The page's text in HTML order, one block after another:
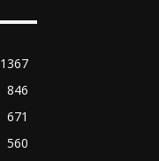
1367
846
671
560